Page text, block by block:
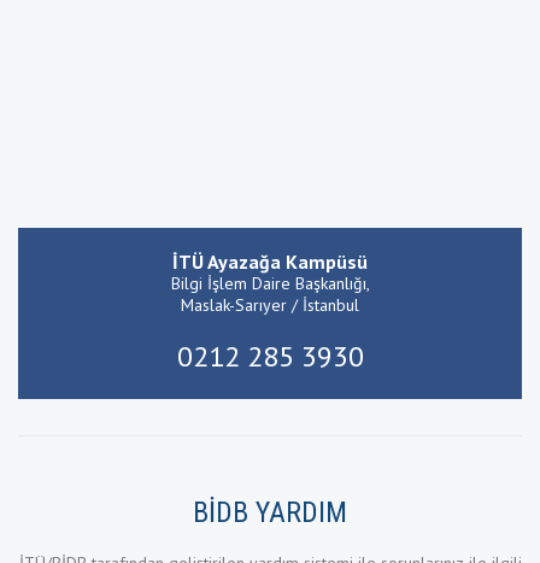
İTÜ Ayazağa Kampüsü
Bilgi İşlem Daire Başkanlığı,
Maslak-Sarıyer / İstanbul
0212 285 3930
BİDB YARDIM